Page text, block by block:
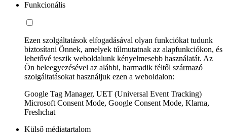
Funkcionális
Ezen szolgáltatások elfogadásával olyan funkciókat tudunk
biztosítani Önnek, amelyek túlmutatnak az alapfunkciókon, és
lehetővé teszik weboldalunk kényelmesebb használatát. Az
Ön beleegyezésével az alábbi, harmadik féltől származó
szolgáltatásokat használjuk ezen a weboldalon:
Google Tag Manager, UET (Universal Event Tracking)
Microsoft Consent Mode, Google Consent Mode, Klarna,
Freshchat
Külső médiatartalom